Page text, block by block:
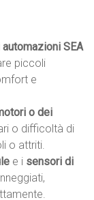
SEA
piccoli
e
o dei
o difficoltà di
o attriti.
e i sensori di